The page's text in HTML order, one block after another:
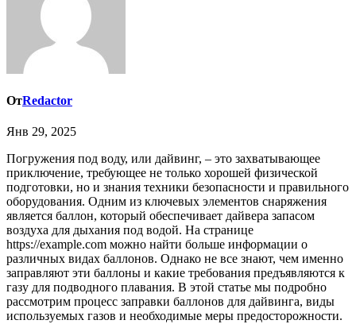
ОтRedactor
Янв 29, 2025
Погружения под воду, или дайвинг, – это захватывающее
приключение, требующее не только хорошей физической
подготовки, но и знания техники безопасности и правильного
оборудования. Одним из ключевых элементов снаряжения
является баллон, который обеспечивает дайвера запасом
воздуха для дыхания под водой. На странице
https://example.com можно найти больше информации о
различных видах баллонов. Однако не все знают, чем именно
заправляют эти баллоны и какие требования предъявляются к
газу для подводного плавания. В этой статье мы подробно
рассмотрим процесс заправки баллонов для дайвинга, виды
используемых газов и необходимые меры предосторожности.